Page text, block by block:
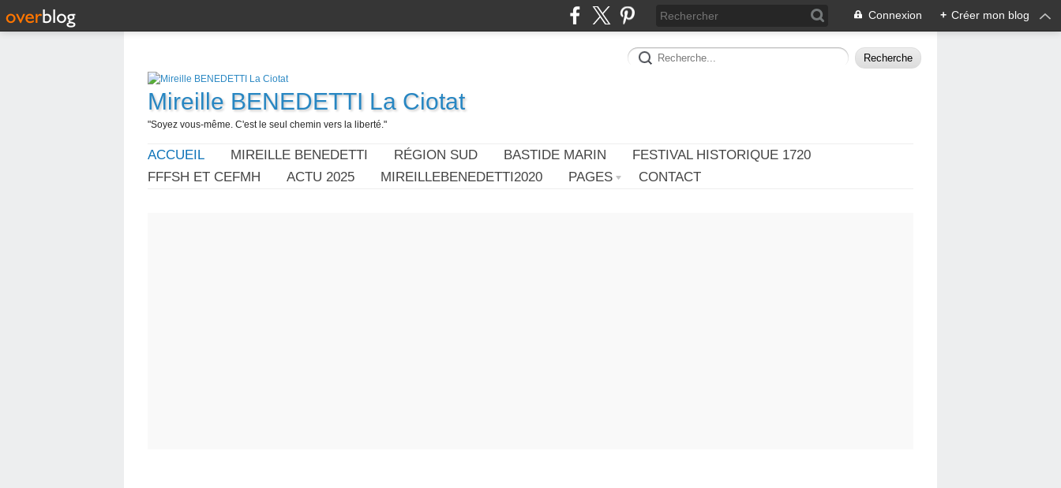
Connexion + Créer mon blog
Mireille BENEDETTI La Ciotat
"Soyez vous-même. C'est le seul chemin vers la liberté."
ACCUEIL MIREILLE BENEDETTI RÉGION SUD BASTIDE MARIN
FESTIVAL HISTORIQUE 1720
FFFSH ET CEFMH
ACTU 2025 MIREILLEBENEDETTI2020 PAGES CONTACT